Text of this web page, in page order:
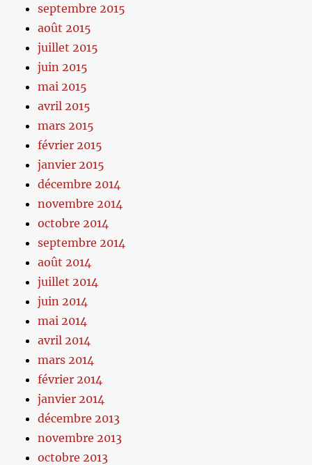
septembre 2015
août 2015
juillet 2015
juin 2015
mai 2015
avril 2015
mars 2015
février 2015
janvier 2015
décembre 2014
novembre 2014
octobre 2014
septembre 2014
août 2014
juillet 2014
juin 2014
mai 2014
avril 2014
mars 2014
février 2014
janvier 2014
décembre 2013
novembre 2013
octobre 2013